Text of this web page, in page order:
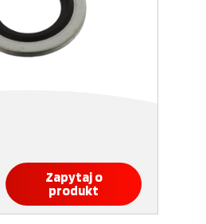
Zapytaj o
produkt